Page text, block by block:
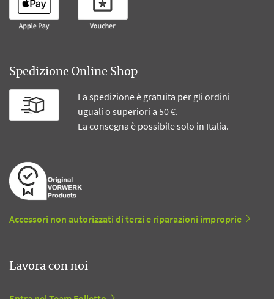
Spedizione Online Shop
La spedizione è gratuita per gli ordini
uguali o superiori a 50 €.
La consegna è possibile solo in Italia.
Accessori non autorizzati di terzi e riparazioni improprie
Lavora con noi